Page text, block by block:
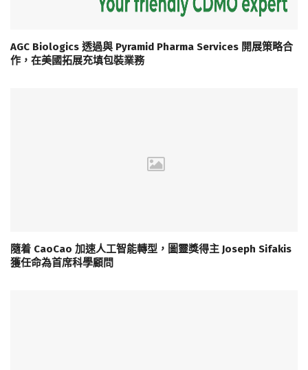
AGC Biologics 透過與 Pyramid Pharma Services 開展策略合
作，在美國拓展充填包裝業務
隨着 CaoCao 加速人工智能轉型，圖靈獎得主 Joseph Sifakis
獲任命為首席科學顧問